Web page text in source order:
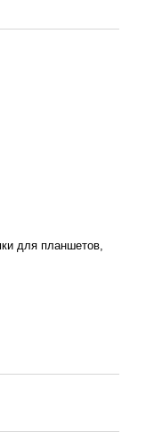
для планшетов,